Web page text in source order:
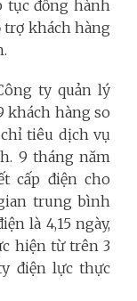
tục đồng hành
trợ khách hàng
ty quản lý
khách hàng so
chỉ tiêu dịch vụ
9 tháng năm
cấp điện cho
trung bình
là 4,15 ngày,
hiện từ trên 3
điện lực thực